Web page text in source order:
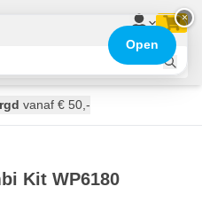
morgen bezorgd
vanaf € 50,-
Kit WP6180
×
Open